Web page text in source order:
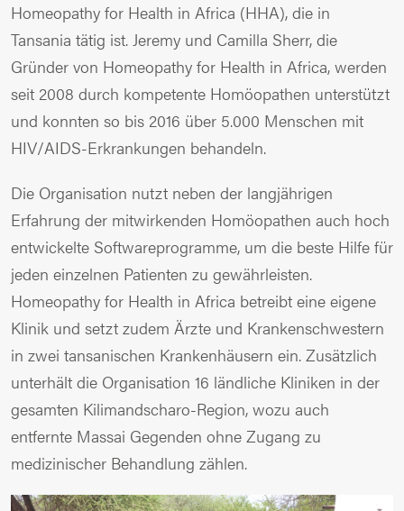
Homeopathy for Health in Africa (HHA), die in
Tansania tätig ist. Jeremy und Camilla Sherr, die
Gründer von Homeopathy for Health in Africa, werden
seit 2008 durch kompetente Homöopathen unterstützt
und konnten so bis 2016 über 5.000 Menschen mit
HIV/AIDS-Erkrankungen behandeln.
Die Organisation nutzt neben der langjährigen
Erfahrung der mitwirkenden Homöopathen auch hoch
entwickelte Softwareprogramme, um die beste Hilfe für
jeden einzelnen Patienten zu gewährleisten.
Homeopathy for Health in Africa betreibt eine eigene
Klinik und setzt zudem Ärzte und Krankenschwestern
in zwei tansanischen Krankenhäusern ein. Zusätzlich
unterhält die Organisation 16 ländliche Kliniken in der
gesamten Kilimandscharo-Region, wozu auch
entfernte Massai Gegenden ohne Zugang zu
medizinischer Behandlung zählen.